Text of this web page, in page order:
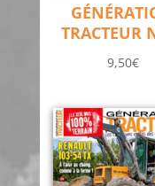
TRACTEUR
9,50€